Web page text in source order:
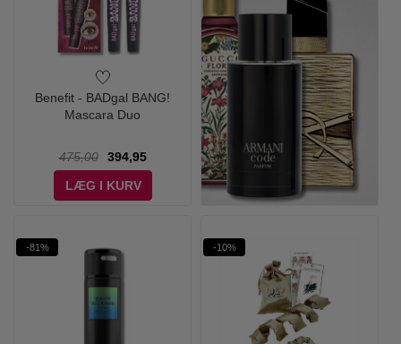
Benefit - BADgal BANG!
Mascara Duo
475,00
394,95
LÆG I KURV
-81% -10%